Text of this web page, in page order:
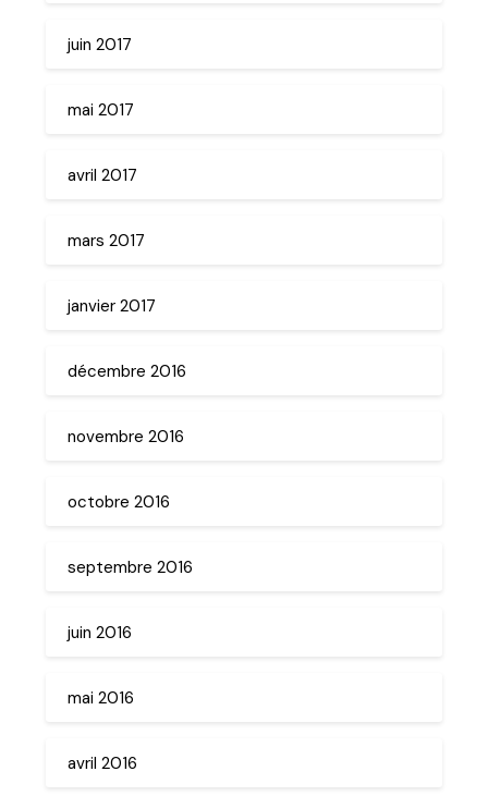
juin 2017
mai 2017
avril 2017
mars 2017
janvier 2017
décembre 2016
novembre 2016
octobre 2016
septembre 2016
juin 2016
mai 2016
avril 2016